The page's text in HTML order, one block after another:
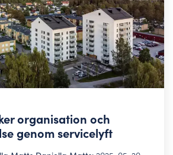
organisation och
genom servicelyft